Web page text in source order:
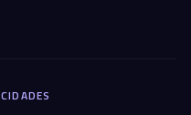
CIDADES